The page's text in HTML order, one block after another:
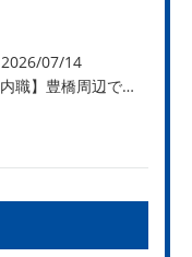
2026/07/14
【内職】豊橋周辺で内職のお仕事を探している方募集中！【内職さまのお声②】